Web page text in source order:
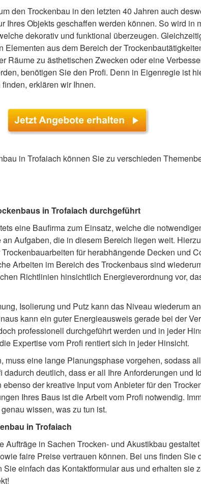
den Trockenbau in den letzten 40 Jahren auch
Ihres Objekts geschaffen werden können. So wird in
dekorativ und funktional überzeugen.
Elementen aus dem Bereich der
Räume zu ästhetischen Zwecken oder eine
benötigen Sie den Profi. Denn in Eigenregie ist
erklären wir Ihnen.
in Trofaiach können Sie zu verschieden
in Trofaiach durchgeführt
eine Baufirma zum Einsatz, welche die
Aufgaben, die in diesem Bereich liegen weit.
für herabhängende Decken und
Arbeiten im Bereich des Trockenbaus sind
Richtlinien hinsichtlich Energieverordnung vor,
Isolierung und Putz kann das Niveau wiederum
kann ein guter Energieausweis gerade bei der
professionell durchgeführt werden und in jeder
Expertise vom Profi rentiert sich in jeder Hinsicht.
muss eine lange Planungsphase vorgehen, sodass
deutlich, dass er all Ihre Anforderungen und
der kreative Input vom Anbieter für den
Ihres Baus ist die Arbeit vom Profi notwendig.
wissen, was zu tun ist.
in Trofaiach
in Sachen Trocken- und Akustikbau
faire Preise vertrauen können. Bei uns finden Sie
einfach das Kontaktformular aus und erhalten sie